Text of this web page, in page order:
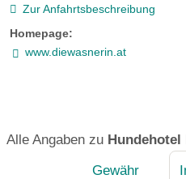
Zur Anfahrtsbeschreibung
Homepage:
www.diewasnerin.at
Alle Angaben zu Hundehotel
Gewähr